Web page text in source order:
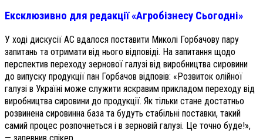
Ексклюзивно для редакції «Агробізнесу Сьогодні»
У ході дискусії АС вдалося поставити Миколі Горбачову пару
запитань та отримати від нього відповіді. На запитання щодо
перспектив переходу зернової галузі від виробництва сировини
до випуску продукції пан Горбачов відповів: «Розвиток олійної
галузі в Україні може служити яскравим прикладом переходу від
виробництва сировини до продукції. Як тільки стане достатньо
розвинена сировинна база та будуть стабільні поставки, такий
самий процес розпочнеться і в зерновій галузі. Це точно буде!»,